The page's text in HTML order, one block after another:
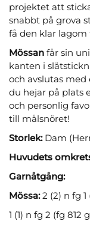
projektet att
snabbt på grova
få den klar
Mössan får sin
kanten i
och avslutas
du hejar på plats
och personlig
till målsnöret!
Storlek:Dam
Huvudets
Garnåtgång:
Mössa:2 (2) n fg 1
1 (1) n fg 2 (fg 812